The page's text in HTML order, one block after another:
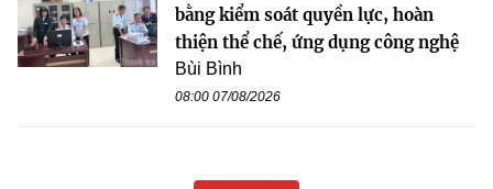
bằng kiểm soát quyền lực, hoàn
thiện thể chế, ứng dụng công nghệ
Bùi Bình
08:00 07/08/2026